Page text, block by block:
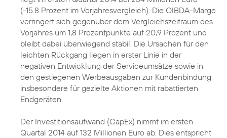
(-15.8 Prozent im Vorjahresvergleich). Die OIBDA-Marge
verringert sich gegenüber dem Vergleichszeitraum des
Vorjahres um 1,8 Prozentpunkte auf 20,9 Prozent und
bleibt dabei überwiegend stabil. Die Ursachen für den
leichten Rückgang liegen in erster Linie in der
negativen Entwicklung der Serviceumsätze sowie in
den gestiegenen Werbeausgaben zur Kundenbindung,
insbesondere für gezielte Aktionen mit rabattierten
Endgeräten.
Der Investitionsaufwand (CapEx) nimmt im ersten
Quartal 2014 auf 132 Millionen Euro ab. Dies entspricht